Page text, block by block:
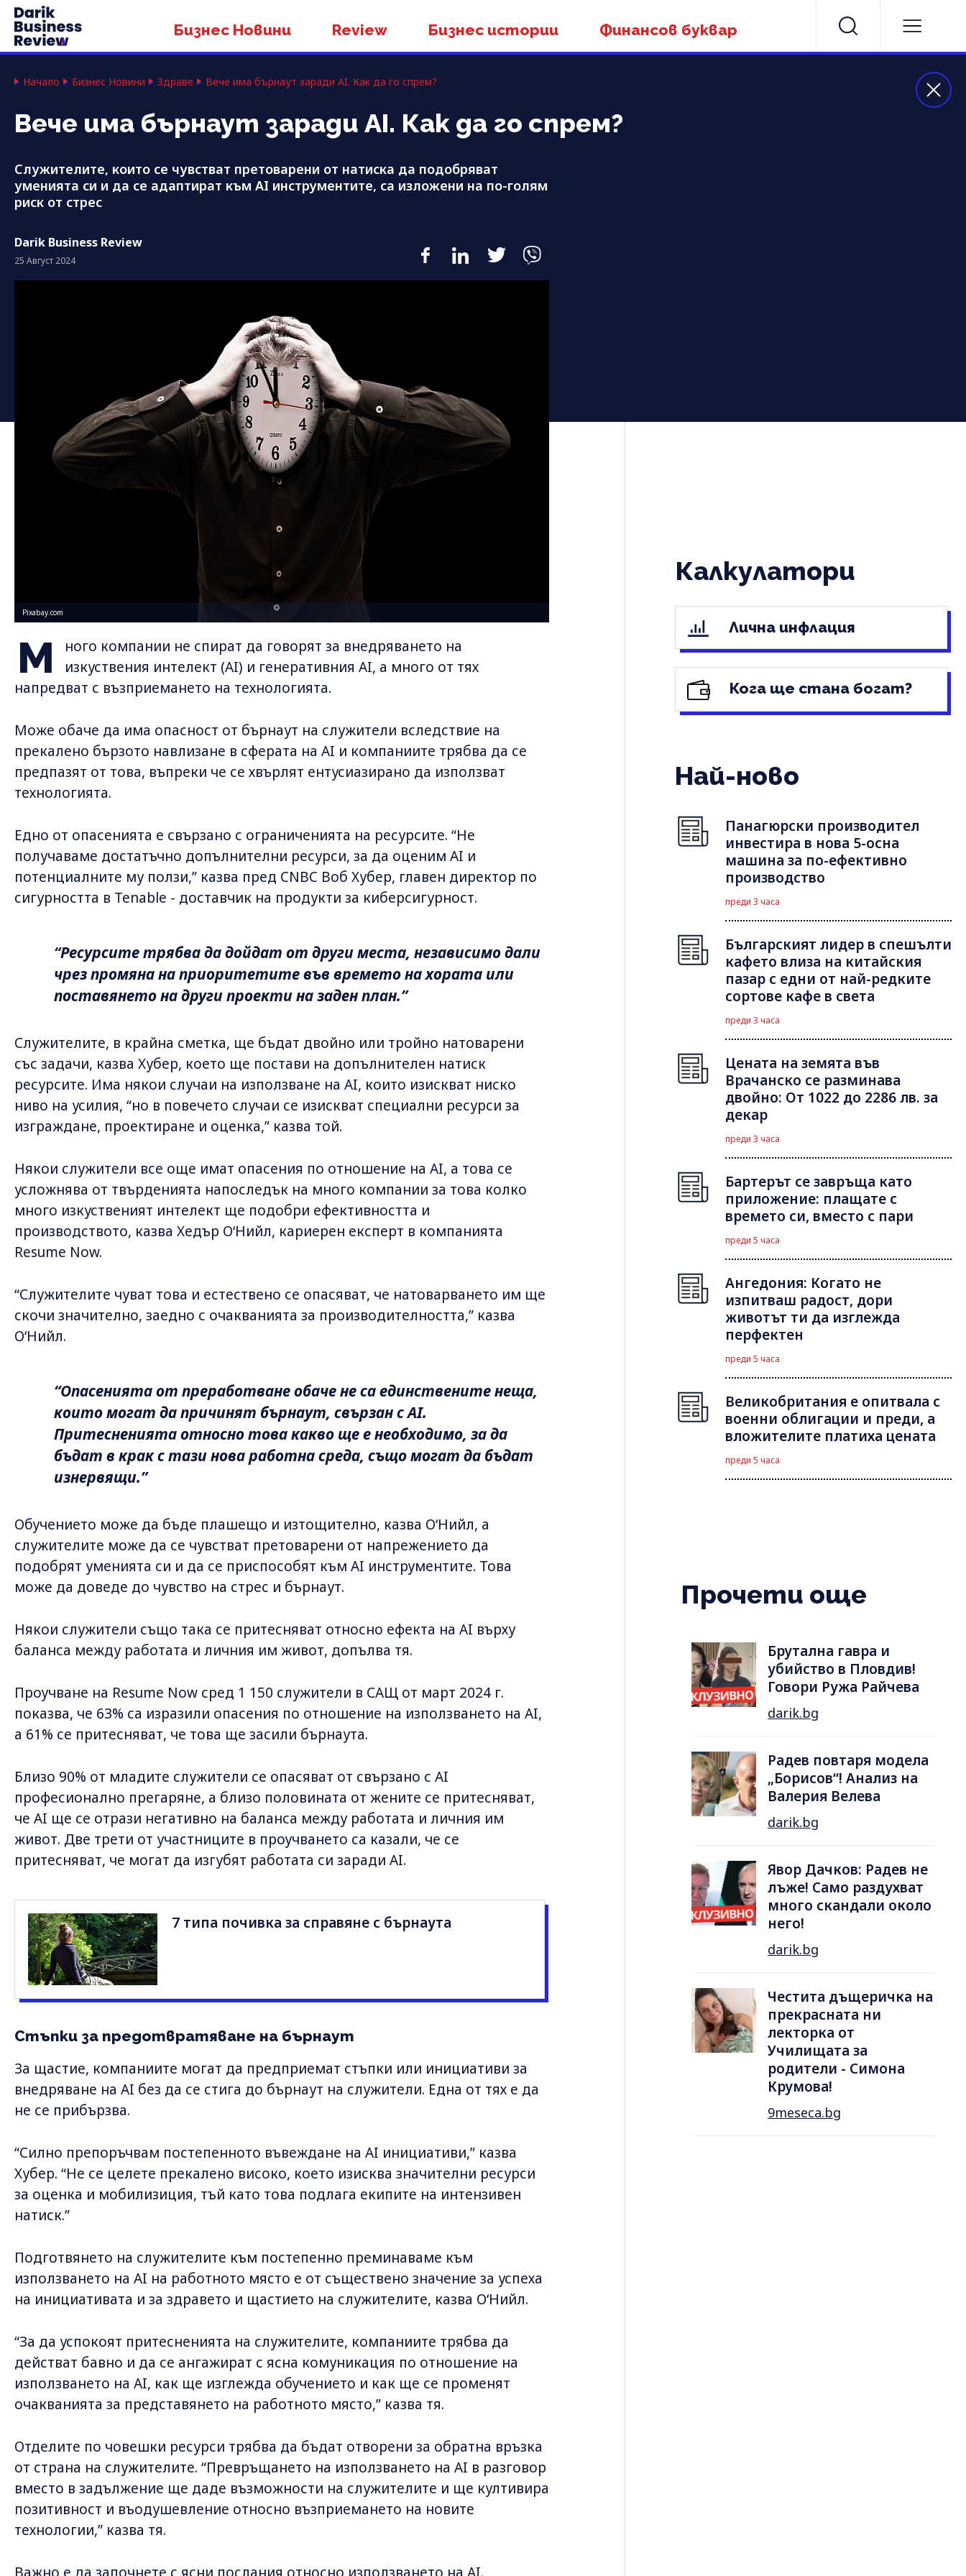
Бизнес Новини Review Бизнес истории Финансов буквар
Начало Бизнес Новини Здраве Вече има бърнаут заради AI. Как да го спрем?
Вече има бърнаут заради AI. Как да го спрем?
Служителите, които се чувстват претоварени от натиска да подобряват
уменията си и да се адаптират към AI инструментите, са изложени на по-голям
риск от стрес
Darik Business Review
25 Август 2024
Pixabay.com
М
ного компании не спират да говорят за внедряването на
изкуствения интелект (AI) и генеративния AI, а много от тях
напредват с възприемането на технологията.
Може обаче да има опасност от бърнаут на служители вследствие на
прекалено бързото навлизане в сферата на AI и компаниите трябва да се
предпазят от това, въпреки че се хвърлят ентусиазирано да използват
технологията.
Едно от опасенията е свързано с ограниченията на ресурсите. “Не
получаваме достатъчно допълнителни ресурси, за да оценим AI и
потенциалните му ползи,” казва пред CNBC Bоб Хубер, главен директор по
сигурността в Tenable - доставчик на продукти за киберсигурност.
“Ресурсите трябва да дойдат от други места, независимо дали
чрез промяна на приоритетите във времето на хората или
поставянето на други проекти на заден план.”
Служителите, в крайна сметка, ще бъдат двойно или тройно натоварени
със задачи, казва Хубер, което ще постави на допълнителен натиск
ресурсите. Има някои случаи на използване на AI, които изискват ниско
ниво на усилия, “но в повечето случаи се изискват специални ресурси за
изграждане, проектиране и оценка,” казва той.
Някои служители все още имат опасения по отношение на AI, а това се
усложнява от твърденията напоследък на много компании за това колко
много изкуственият интелект ще подобри ефективността и
производството, казва Хедър О‘Нийл, кариерен експерт в компанията
Resume Now.
“Служителите чуват това и естествено се опасяват, че натоварването им ще
скочи значително, заедно с очакванията за производителността,” казва
О‘Нийл.
“Опасенията от преработване обаче не са единствените неща,
които могат да причинят бърнаут, свързан с AI.
Притесненията относно това какво ще е необходимо, за да
бъдат в крак с тази нова работна среда, също могат да бъдат
изнервящи.”
Обучението може да бъде плашещо и изтощително, казва О‘Нийл, а
служителите може да се чувстват претоварени от напрежението да
подобрят уменията си и да се приспособят към AI инструментите. Това
може да доведе до чувство на стрес и бърнаут.
Някои служители също така се притесняват относно ефекта на AI върху
баланса между работата и личния им живот, допълва тя.
Проучване на Resume Now сред 1 150 служители в САЩ от март 2024 г.
показва, че 63% са изразили опасения по отношение на използването на AI,
а 61% се притесняват, че това ще засили бърнаута.
Близо 90% от младите служители се опасяват от свързано с AI
професионално прегаряне, а близо половината от жените се притесняват,
че AI ще се отрази негативно на баланса между работата и личния им
живот. Две трети от участниците в проучването са казали, че се
притесняват, че могат да изгубят работата си заради AI.
7 типа почивка за справяне с бърнаута
Стъпки за предотвратяване на бърнаут
За щастие, компаниите могат да предприемат стъпки или инициативи за
внедряване на AI без да се стига до бърнаут на служители. Една от тях е да
не се прибързва.
“Силно препоръчвам постепенното въвеждане на AI инициативи,” казва
Хубер. “Не се целете прекалено високо, което изисква значителни ресурси
за оценка и мобилизиция, тъй като това подлага екипите на интензивен
натиск.”
Подготвянето на служителите към постепенно преминаваме към
използването на AI на работното място е от съществено значение за успеха
на инициативата и за здравето и щастието на служителите, казва О‘Нийл.
“За да успокоят притесненията на служителите, компаниите трябва да
действат бавно и да се ангажират с ясна комуникация по отношение на
използването на AI, как ще изглежда обучението и как ще се променят
очакванията за представянето на работното място,” казва тя.
Отделите по човешки ресурси трябва да бъдат отворени за обратна връзка
от страна на служителите. “Превръщането на използването на AI в разговор
вместо в задължение ще даде възможности на служителите и ще култивира
позитивност и въодушевление относно възприемането на новите
технологии,” казва тя.
Калкулатори
Лична инфлация
Кога ще стана богат?
Най-ново
Панагюрски производител
инвестира в нова 5-осна
машина за по-ефективно
производство
преди 3 часа
Българският лидер в спешълти
кафето влиза на китайския
пазар с едни от най-редките
сортове кафе в света
преди 3 часа
Цената на земята във
Врачанско се разминава
двойно: От 1022 до 2286 лв. за
декар
преди 3 часа
Бартерът се завръща като
приложение: плащате с
времето си, вместо с пари
преди 5 часа
Ангедония: Когато не
изпитваш радост, дори
животът ти да изглежда
перфектен
преди 5 часа
Великобритания е опитвала с
военни облигации и преди, а
вложителите платиха цената
преди 5 часа
Прочети още
Брутална гавра и
убийство в Пловдив!
Говори Ружа Райчева
darik.bg
Радев повтаря модела
„Борисов“! Анализ на
Валерия Велева
darik.bg
Явор Дачков: Радев не
лъже! Само раздухват
много скандали около
него!
darik.bg
Честита дъщеричка на
прекрасната ни
лекторка от
Училищата за
родители - Симона
Крумова!
9meseca.bg